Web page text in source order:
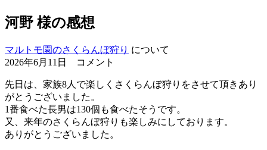
河野 様の感想
マルトモ園のさくらんぼ狩り について
2026年6月11日 コメント
先日は、家族8人で楽しくさくらんぼ狩りをさせて頂きあり
がとうございました。
1番食べた長男は130個も食べたそうです。
又、来年のさくらんぼ狩りも楽しみにしております。
ありがとうございました。